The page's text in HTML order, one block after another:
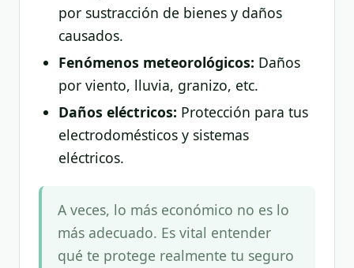
por sustracción de bienes y daños
causados.
Fenómenos meteorológicos: Daños
por viento, lluvia, granizo, etc.
Daños eléctricos: Protección para tus
electrodomésticos y sistemas
eléctricos.
A veces, lo más económico no es lo
más adecuado. Es vital entender
qué te protege realmente tu seguro